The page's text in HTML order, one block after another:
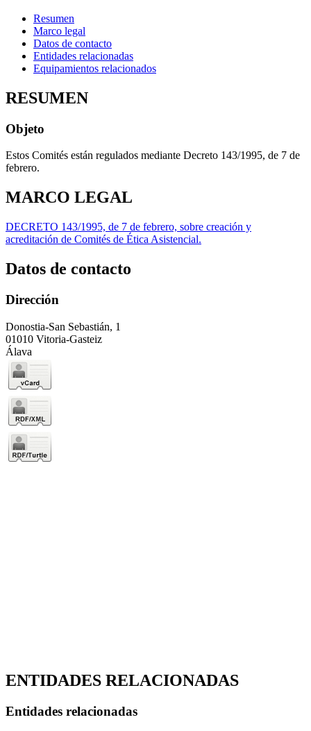
Resumen
Marco legal
Datos de contacto
Entidades relacionadas
Equipamientos relacionados
RESUMEN
Objeto
Estos Comités están regulados mediante Decreto 143/1995, de 7 de
febrero.
MARCO LEGAL
DECRETO 143/1995, de 7 de febrero, sobre creación y
acreditación de Comités de Ética Asistencial.
Datos de contacto
Dirección
Donostia-San Sebastián, 1
01010 Vitoria-Gasteiz
Álava
ENTIDADES RELACIONADAS
Entidades relacionadas